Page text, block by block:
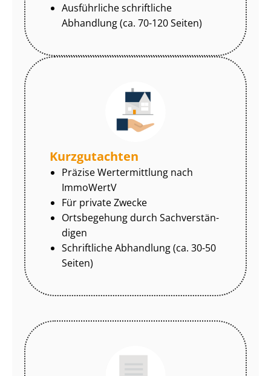
Ausführliche schriftliche
Abhandlung (ca. 70-120 Seiten)
Kurzgutachten
Präzise Wertermittlung nach
ImmoWertV
Für private Zwecke
Ortsbegehung durch Sach­ver­stän­
di­gen
Schriftliche Abhandlung (ca. 30-50
Seiten)